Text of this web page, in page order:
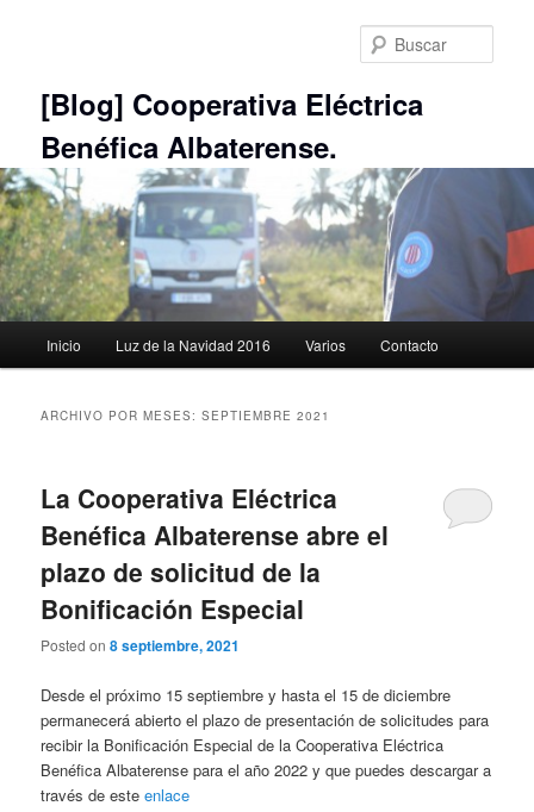
[Blog] Cooperativa Eléctrica
Benéfica Albaterense.
principal
Inicio Luz de la Navidad 2016 Varios Contacto
ARCHIVO POR MESES:SEPTIEMBRE 2021
La Cooperativa Eléctrica
Benéfica Albaterense abre el
plazo de solicitud de la
Bonificación Especial
Posted on8 septiembre, 2021
Desde el próximo 15 septiembre y hasta el 15 de diciembre
permanecerá abierto el plazo de presentación de solicitudes para
recibir la Bonificación Especial de la Cooperativa Eléctrica
Benéfica Albaterense para el año 2022 y que puedes descargar a
través de esteenlace